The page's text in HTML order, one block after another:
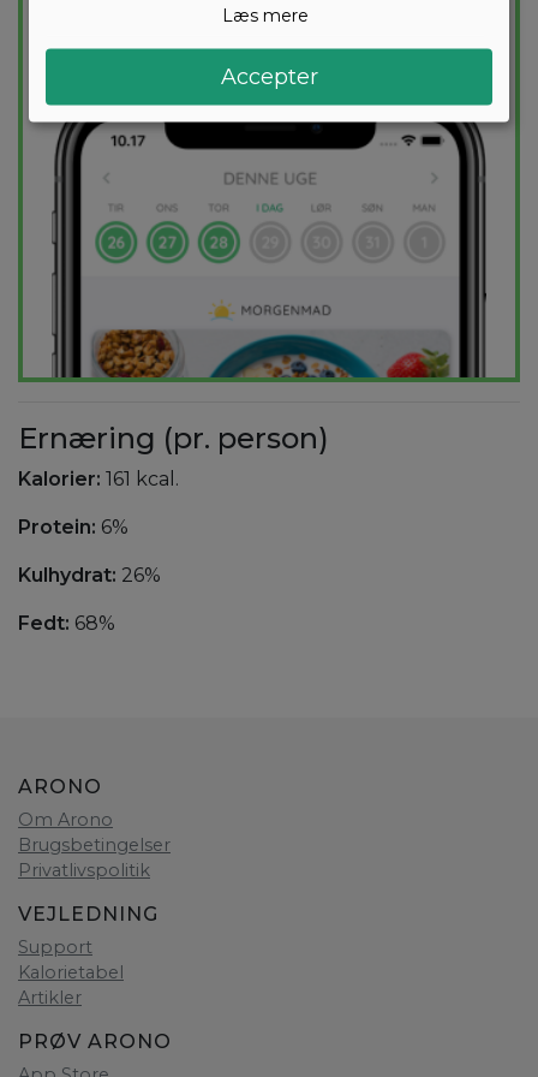
PRØVGRATIS
Ernæring (pr. person)
Kalorier: 161 kcal.
Protein: 6%
Kulhydrat: 26%
Fedt: 68%
ARONO
Om Arono
Brugsbetingelser
Privatlivspolitik
VEJLEDNING
Support
Kalorietabel
Artikler
PRØV ARONO
Læs mere
Accepter